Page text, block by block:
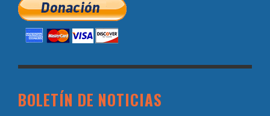
BOLETÍN DE NOTICIAS